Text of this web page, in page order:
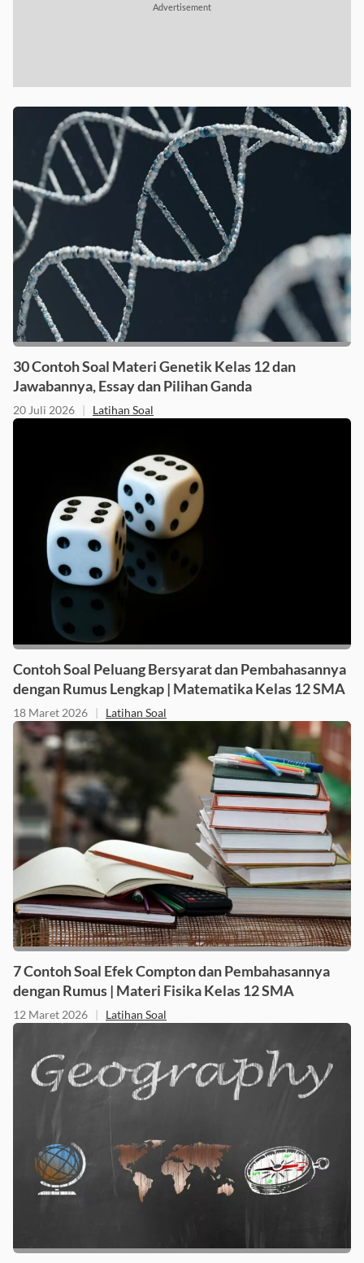
Advertisement
30 Contoh Soal Materi Genetik Kelas 12 dan
Jawabannya, Essay dan Pilihan Ganda
20 Juli 2026 | Latihan Soal
Contoh Soal Peluang Bersyarat dan Pembahasannya
dengan Rumus Lengkap | Matematika Kelas 12 SMA
18 Maret 2026 | Latihan Soal
7 Contoh Soal Efek Compton dan Pembahasannya
dengan Rumus | Materi Fisika Kelas 12 SMA
12 Maret 2026 | Latihan Soal